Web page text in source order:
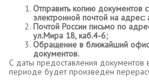
Отправить копию документов
электронной почтой на адрес:
Почтой России письмо по
ул.Мира 18, каб.4-6;
Обращение в ближайший
документов.
С даты предоставления
периоде будет произведен